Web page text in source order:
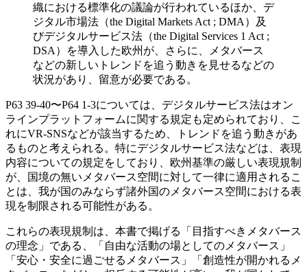
織における標準化の議論が行われているほか、デ
ジタル市場法（the Digital Markets Act ; DMA）及
びデジタルサービス法（the Digital Services 1 Act ;
DSA）を導入した欧州が、さらに、メタバース
などの新しいトレンドを追う動きを見せるなどの
状況があり、留意が必要である。
P63 39-40〜P64 1-3については、デジタルサービス法はオン
ラインプラットフォームに関する規定も定められており、こ
れにVR-SNSなどが該当するため、トレンドを追う動きがあ
るものと考えられる。特にデジタルサービス法などは、表現
内容についての規定をしており、欧州基準の厳しい表現規制
が、国境の無いメタバース空間に対して一律に適用されるこ
とは、我が国のみならず諸外国のメタバース空間における表
現を制限される可能性がある。
これらの表現規制は、本書で掲げる「目指すべきメタバース
の理念」である、「自由な活動の場としてのメタバース」
「安心・安全に過ごせるメタバース」「創造性が開かれるメ